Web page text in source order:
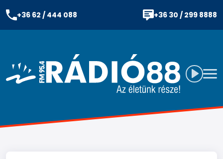
+36 62 / 444 088 +36 30 / 299 8888